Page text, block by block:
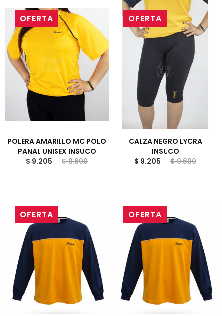
OFERTA
POLERA AMARILLO MC POLO
PANAL UNISEX INSUCO
$ 9.205
$ 9.690
OFERTA
CALZA NEGRO LYCRA
INSUCO
$ 9.205
$ 9.690
OFERTA OFERTA